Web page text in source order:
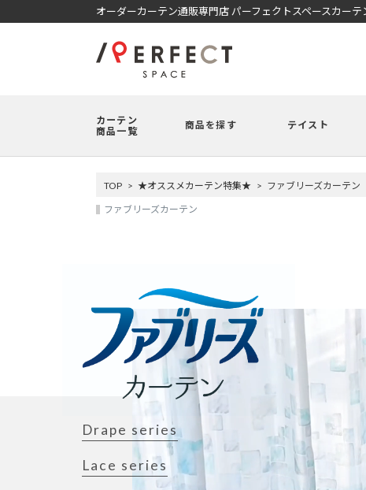
オーダーカーテン通販専門店 パーフェクトスペースカーテ
カーテン
商品一覧
商品を探す テイスト
TOP ★オススメカーテン特集★
ファブリーズカーテン
ファブリーズカーテン
Drape series
Lace series